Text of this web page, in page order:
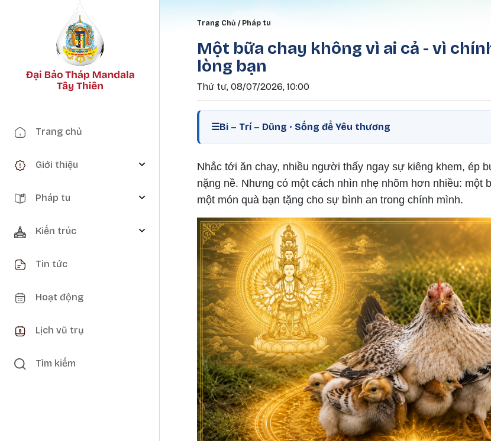
Main navigation
Trang chủ
Giới thiệu
Pháp tu
Kiến trúc
Tin tức
Hoạt động
Lịch vũ trụ
Tìm kiếm
Breadcrumb
Trang Chủ Pháp tu
Một bữa chay không vì ai cả - vì
lòng bạn
Thứ tư, 08/07/2026, 10:00
☰Bi – Trí – Dũng · Sống để Yêu thương
Nhắc tới ăn chay, nhiều người thấy ngay sự kiêng khem, ép
nặng nề. Nhưng có một cách nhìn nhẹ nhõm hơn nhiều: một
một món quà bạn tặng cho sự bình an trong chính mình.